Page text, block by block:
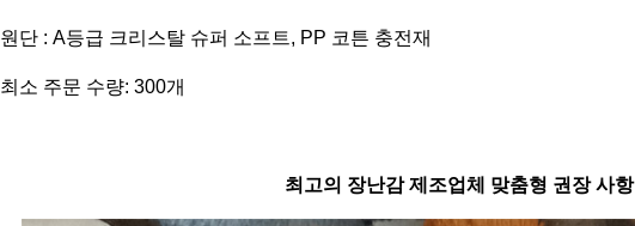
원단 : A등급 크리스탈 슈퍼 소프트, PP 코튼 충전재
최소 주문 수량: 300개
최고의 장난감 제조업체 맞춤형 권장 사항